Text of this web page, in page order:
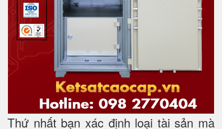
Thứ nhất bạn xác định loại tài sản mà